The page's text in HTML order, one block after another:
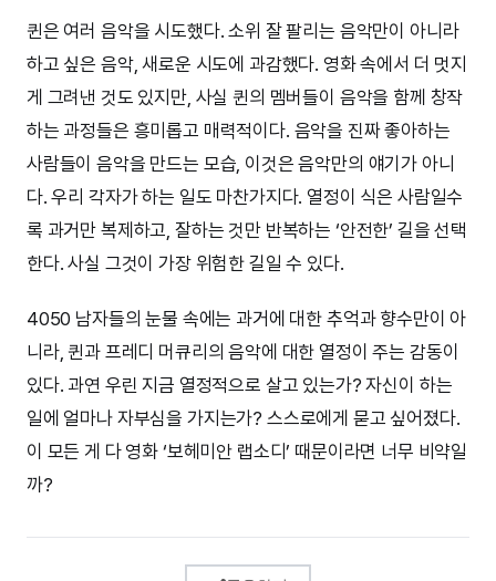
퀸은 여러 음악을 시도했다. 소위 잘 팔리는 음악만이 아니라
하고 싶은 음악, 새로운 시도에 과감했다. 영화 속에서 더 멋지
게 그려낸 것도 있지만, 사실 퀸의 멤버들이 음악을 함께 창작
하는 과정들은 흥미롭고 매력적이다. 음악을 진짜 좋아하는
사람들이 음악을 만드는 모습, 이것은 음악만의 얘기가 아니
다. 우리 각자가 하는 일도 마찬가지다. 열정이 식은 사람일수
록 과거만 복제하고, 잘하는 것만 반복하는 ‘안전한’ 길을 선택
한다. 사실 그것이 가장 위험한 길일 수 있다.
4050 남자들의 눈물 속에는 과거에 대한 추억과 향수만이 아
니라, 퀸과 프레디 머큐리의 음악에 대한 열정이 주는 감동이
있다. 과연 우린 지금 열정적으로 살고 있는가? 자신이 하는
일에 얼마나 자부심을 가지는가? 스스로에게 묻고 싶어졌다.
이 모든 게 다 영화 ‘보헤미안 랩소디’ 때문이라면 너무 비약일
까?